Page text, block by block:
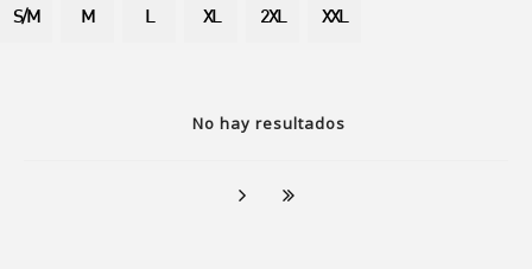
No hay resultados
S/M M L XL 2XL XXL